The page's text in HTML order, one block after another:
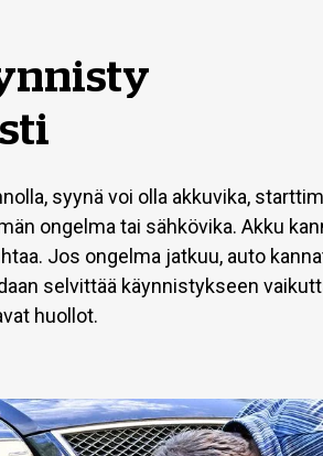
syynä voi olla akkuvika,
ongelma tai sähkövika. Akku
Jos ongelma jatkuu, auto
selvittää käynnistykseen
huollot.